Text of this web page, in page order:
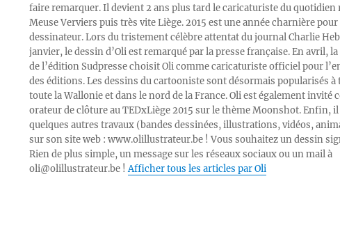
faire remarquer. Il devient 2 ans plus tard le caricaturiste du quotidien
Meuse Verviers puis très vite Liège. 2015 est une année charnière pour
dessinateur. Lors du tristement célèbre attentat du journal Charlie
janvier, le dessin d’Oli est remarqué par la presse française. En avril,
de l’édition Sudpresse choisit Oli comme caricaturiste officiel pour
des éditions. Les dessins du cartooniste sont désormais popularisés à
toute la Wallonie et dans le nord de la France. Oli est également invité
orateur de clôture au TEDxLiège 2015 sur le thème Moonshot. Enfin,
quelques autres travaux (bandes dessinées, illustrations, vidéos,
sur son site web : www.olillustrateur.be ! Vous souhaitez un dessin
Rien de plus simple, un message sur les réseaux sociaux ou un mail à
oli@olillustrateur.be !Afficher tous les articles par Oli